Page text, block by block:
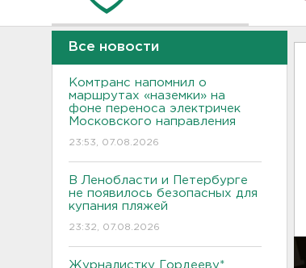
Все новости
Комтранс напомнил о
маршрутах «наземки» на
фоне переноса электричек
Московского направления
23:53, 07.08.2026
В Ленобласти и Петербурге
не появилось безопасных для
купания пляжей
23:32, 07.08.2026
Журналистку Гордееву*